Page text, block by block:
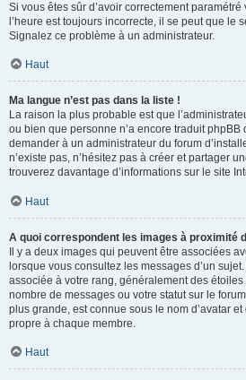
Si vous êtes sûr d’avoir correctement
l’heure est toujours incorrecte, il se peut que le
Signalez ce problème à un administrateur.
Haut
Ma langue n’est pas dans la liste !
La raison la plus probable est que
ou bien que personne n’a encore traduit phpBB
demander à un administrateur du forum
n’existe pas, n’hésitez pas à créer et partager
trouverez davantage d’informations sur le site
Haut
A quoi correspondent les images à proximité
Il y a deux images qui peuvent être associées
lorsque vous consultez les messages d’un sujet.
associée à votre rang, généralement des
nombre de messages ou votre statut sur le
plus grande, est connue sous le nom d’avatar
propre à chaque membre.
Haut